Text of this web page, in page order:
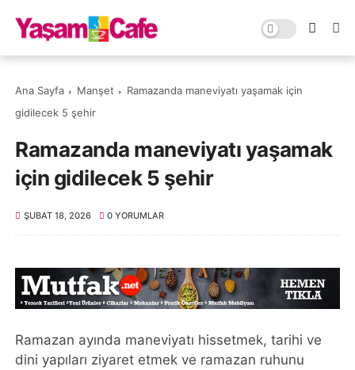
Ana Sayfa Manşet
Ramazanda maneviyatı yaşamak için
gidilecek 5 şehir
Ramazanda maneviyatı yaşamak
için gidilecek 5 şehir
ŞUBAT 18, 2026 0 YORUMLAR
Ramazan ayında maneviyatı hissetmek, tarihi ve
dini yapıları ziyaret etmek ve ramazan ruhunu